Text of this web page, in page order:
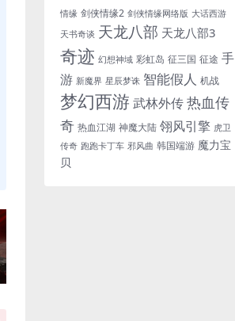
情缘 剑侠情缘2 剑侠情缘网络版 大话西游
天书奇谈 天龙八部 天龙八部3
奇迹 幻想神域 彩虹岛 征三国 征途 手
游 新魔界 星辰梦诛 智能假人 机战
梦幻西游 武林外传热血传
奇 热血江湖 神魔大陆 翎风引擎 虎卫
传奇 跑跑卡丁车 邪风曲 韩国端游 魔力宝
贝